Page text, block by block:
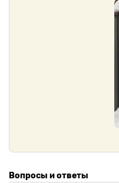
Вопросы и ответы